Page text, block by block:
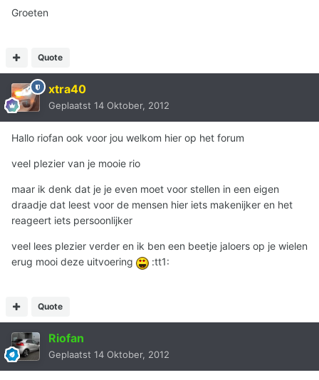
Groeten
Quote
xtra40
Geplaatst 14 Oktober, 2012
Hallo riofan ook voor jou welkom hier op het forum
veel plezier van je mooie rio
maar ik denk dat je je even moet voor stellen in een eigen
draadje dat leest voor de mensen hier iets makenijker en het
reageert iets persoonlijker
veel lees plezier verder en ik ben een beetje jaloers op je wielen
erug mooi deze uitvoering
:tt1:
Quote
Riofan
Geplaatst 14 Oktober, 2012